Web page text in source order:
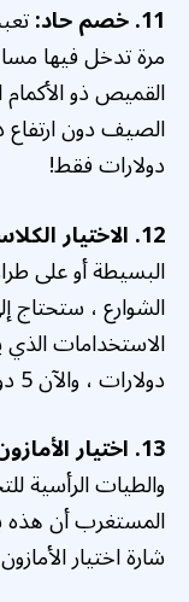
11. خصم حاد:
مرة تدخل فيها
القميص ذو
دولارات فقط!
12. الاختيار الكلاسيكي:
البسيطة أو على
الشوارع ،
دولارات ، والآن 5 دولارات فقط!
13. اختيار الأمازون:
والطيات
المستغرب أن هذه
شارة اختيار الأمازون-كانت 20 دولارًا ،